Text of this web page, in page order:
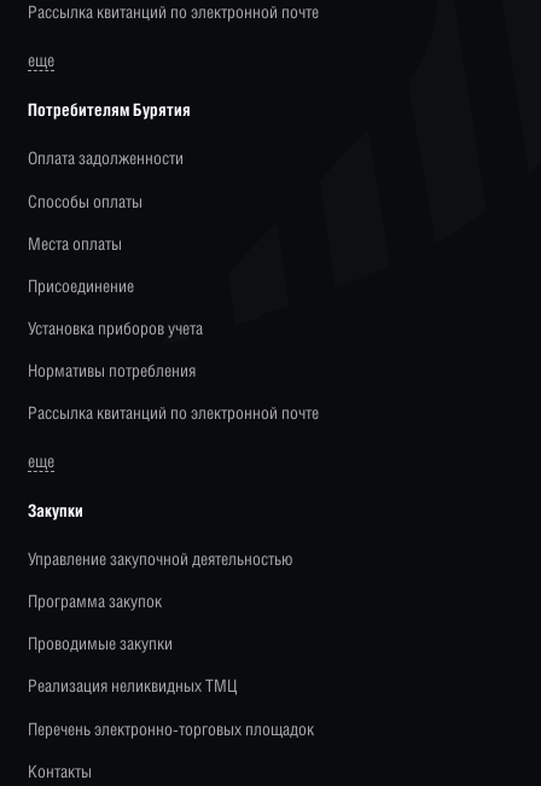
Рассылка квитанций по электронной почте
еще
Потребителям Бурятия
Оплата задолженности
Способы оплаты
Места оплаты
Присоединение
Установка приборов учета
Нормативы потребления
Рассылка квитанций по электронной почте
еще
Закупки
Управление закупочной деятельностью
Программа закупок
Проводимые закупки
Реализация неликвидных ТМЦ
Перечень электронно-торговых площадок
Контакты